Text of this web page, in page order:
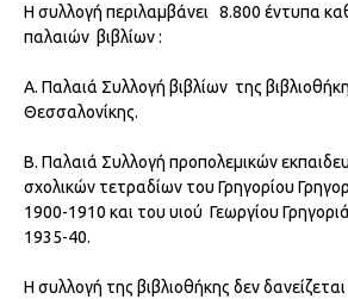
Η συλλογή περιλαμβάνει 8.800 έντυπα
παλαιών βιβλίων :
Α. Παλαιά Συλλογή βιβλίων της
Θεσσαλονίκης.
Β. Παλαιά Συλλογή προπολεμικών
σχολικών τετραδίων του Γρηγορίου
1900-1910 και του υιού Γεωργίου
1935-40.
Η συλλογή της βιβλιοθήκης δεν